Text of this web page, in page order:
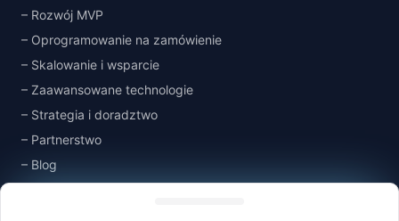
Rozwój MVP
Oprogramowanie na zamówienie
Skalowanie i wsparcie
Zaawansowane technologie
Strategia i doradztwo
Partnerstwo
Blog
Managing consent